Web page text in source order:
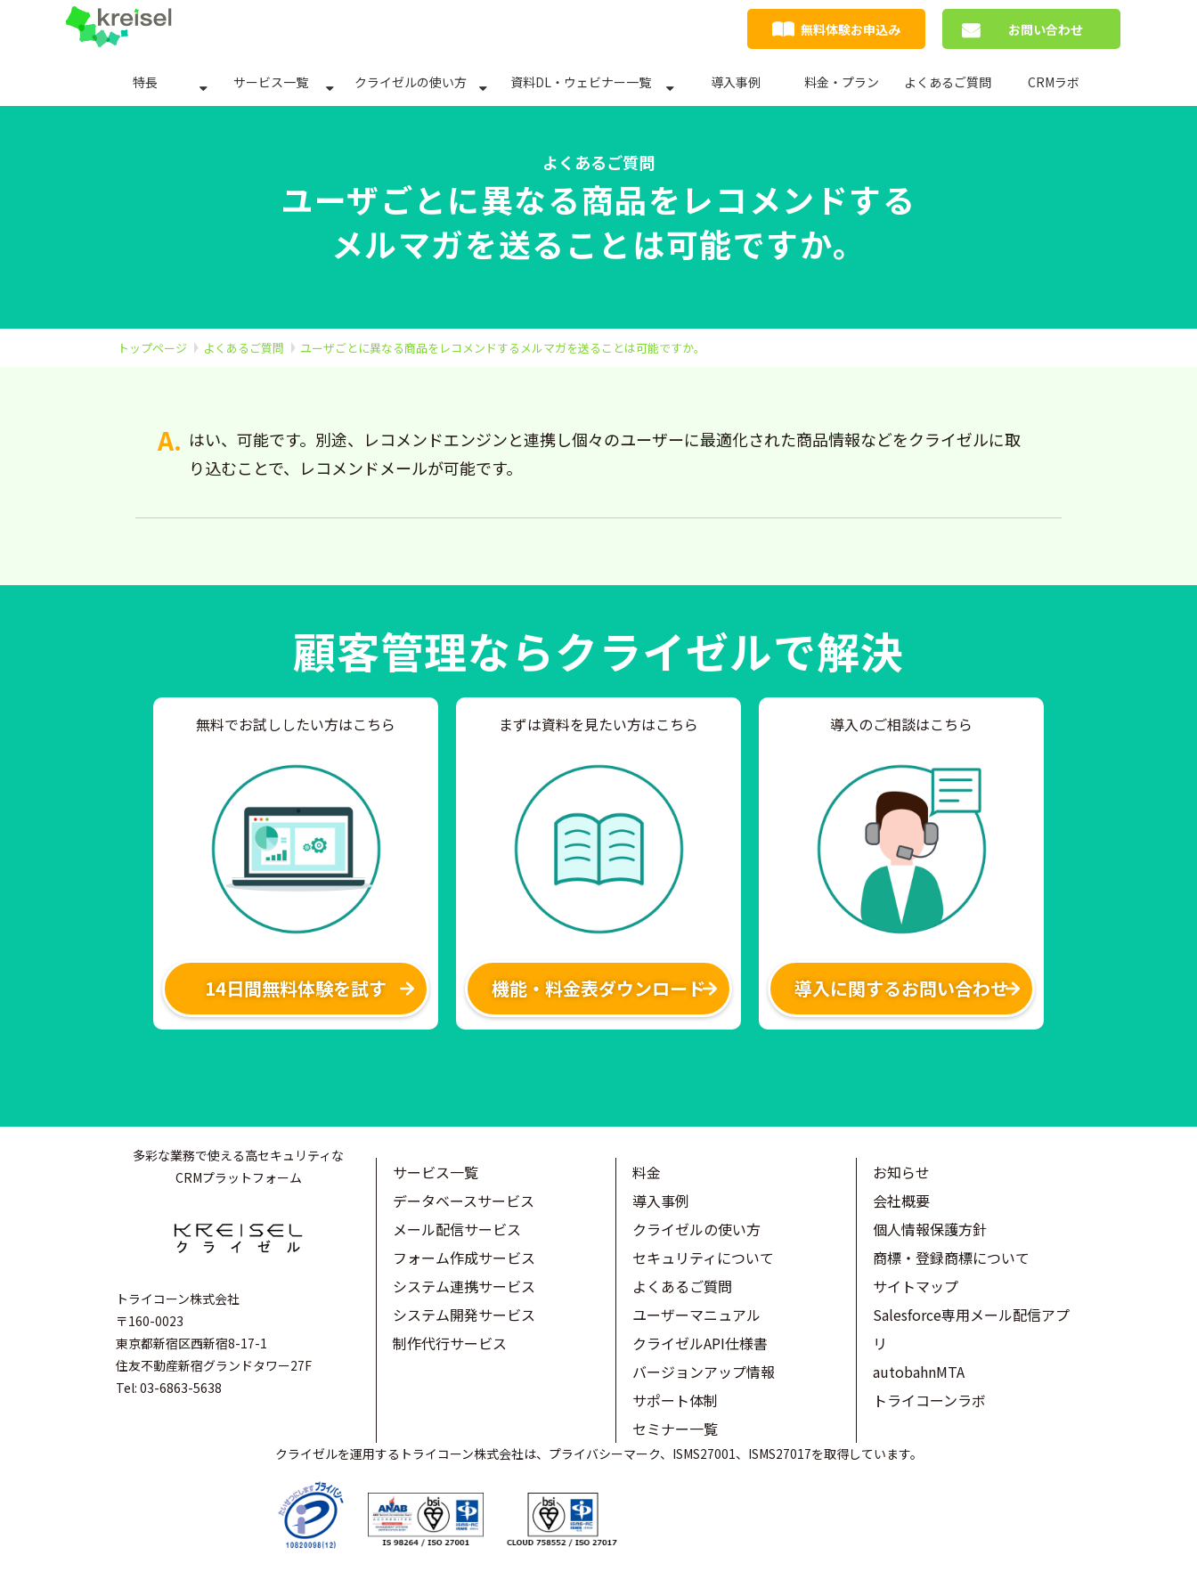
無料体験お申込み お問い合わせ
特長 サービス一覧 クライゼルの使い方 資料DL・ウェビナー一覧 導入事例 料金・プラン よくあるご質問 CRMラボ
よくあるご質問
ユーザごとに異なる商品をレコメンドする
メルマガを送ることは可能ですか。
トップページ よくあるご質問 ユーザごとに異なる商品をレコメンドするメルマガを送ることは可能ですか。
はい、可能です。別途、レコメンドエンジンと連携し個々のユーザーに最適化された商品情報などをクライゼルに取
り込むことで、レコメンドメールが可能です。
顧客管理ならクライゼルで解決
無料でお試ししたい方はこちら
14日間無料体験を試す
まずは資料を見たい方はこちら
機能・料金表ダウンロード
導入のご相談はこちら
導入に関するお問い合わせ
多彩な業務で使える高セキュリティな
CRMプラットフォーム
トライコーン株式会社
〒160-0023
東京都新宿区西新宿8-17-1
住友不動産新宿グランドタワー27F
Tel: 03-6863-5638
サービス一覧
データベースサービス
メール配信サービス
フォーム作成サービス
システム連携サービス
システム開発サービス
制作代行サービス
料金
導入事例
クライゼルの使い方
セキュリティについて
よくあるご質問
ユーザーマニュアル
クライゼルAPI仕様書
バージョンアップ情報
サポート体制
セミナー一覧
お知らせ
会社概要
個人情報保護方針
商標・登録商標について
サイトマップ
Salesforce専用メール配信アプ
リ
autobahnMTA
トライコーンラボ
クライゼルを運用するトライコーン株式会社は、プライバシーマーク、ISMS27001、ISMS27017を取得しています。